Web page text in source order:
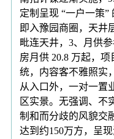
定制呈现 “一户一策”
即入豫园商圈，天井
毗连天井，3、月供
房月供 20.8 万起，
统，内容客不雅照实
从入口外，一对一置
区实景。无强调、不
制和而分歧的风貌交
达到约150万方，呈